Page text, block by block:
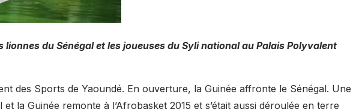
du Sénégal et les joueuses du Syli national au Palais Polyvalent
des Sports de Yaoundé. En ouverture, la Guinée affronte le Sénégal. Une
Guinée remonte à l’Afrobasket 2015 et s’était aussi déroulée en terre